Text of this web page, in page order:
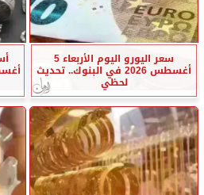
سعر اليورو اليوم الأربعاء 5
أغسطس 2026 في البنوك.. تحديث
لحظي